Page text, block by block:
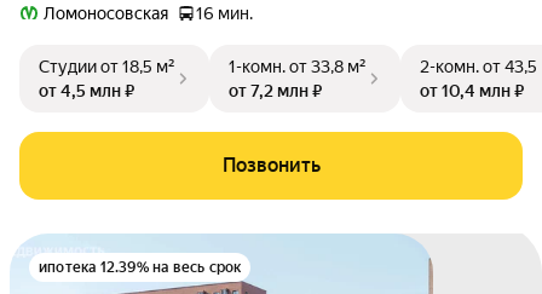
Ломоносовская
16 мин.
Студииот 18,5 м²
от 4,5 млн ₽
1-комн.от 33,8 м²
от 7,2 млн ₽
2-комн.от 43,5
от 10,4 млн ₽
Позвонить
ипотека 12.39% на весь срок